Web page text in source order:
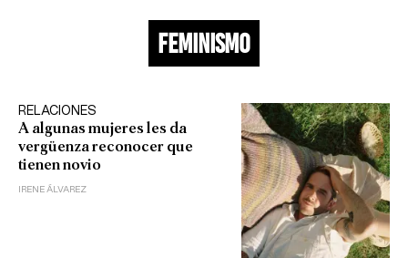
Feminismo
RELACIONES
A algunas mujeres les da
vergüenza reconocer que
tienen novio
IRENE ÁLVAREZ